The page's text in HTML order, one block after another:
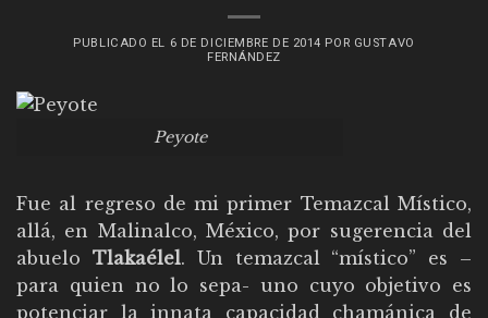
PUBLICADO EL 6 DE DICIEMBRE DE 2014 POR GUSTAVO
FERNÁNDEZ
Peyote
Fue al regreso de mi primer Temazcal Místico,
allá, en Malinalco, México, por sugerencia del
abuelo Tlakaélel. Un temazcal “místico” es –
para quien no lo sepa- uno cuyo objetivo es
potenciar la innata capacidad chamánica de